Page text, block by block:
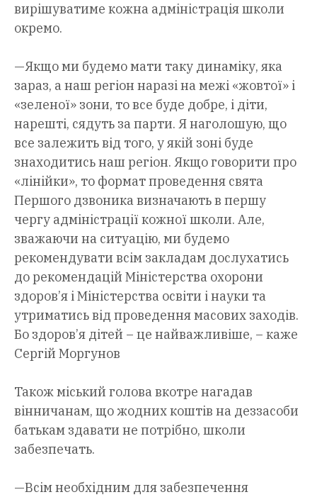
вирішуватиме кожна адміністрація школи
окремо.
—Якщо ми будемо мати таку динаміку, яка
зараз, а наш регіон наразі на межі «жовтої» і
«зеленої» зони, то все буде добре, і діти,
нарешті, сядуть за парти. Я наголошую, що
все залежить від того, у якій зоні буде
знаходитись наш регіон. Якщо говорити про
«лінійки», то формат проведення свята
Першого дзвоника визначають в першу
чергу адміністрації кожної школи. Але,
зважаючи на ситуацію, ми будемо
рекомендувати всім закладам дослухатись
до рекомендацій Міністерства охорони
здоров’я і Міністерства освіти і науки та
утриматись від проведення масових заходів.
Бо здоров’я дітей – це найважливіше, – каже
Сергій Моргунов
Також міський голова вкотре нагадав
вінничанам, що жодних коштів на деззасоби
батькам здавати не потрібно, школи
забезпечать.
—Всім необхідним для забезпечення